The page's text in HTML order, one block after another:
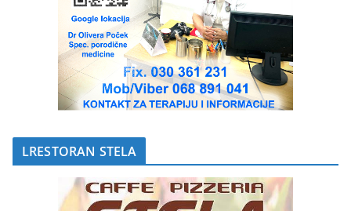
LRESTORAN STELA